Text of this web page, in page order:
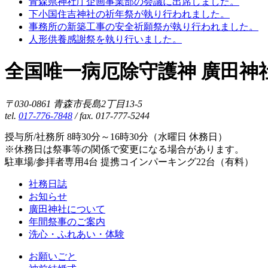
下小国住吉神社の祈年祭が執り行われました。
事務所の新築工事の安全祈願祭が執り行われました。
人形供養感謝祭を執り行いました。
全国唯一病厄除守護神 廣田神
〒030-0861 青森市長島2丁目13-5
tel. 017-776-7848 / fax. 017-777-5244
授与所/社務所 8時30分～16時30分（水曜日 休務日）
※休務日は祭事等の関係で変更になる場合があります。
駐車場/参拝者専用4台 提携コインパーキング22台（有料）
社務日誌
お知らせ
廣田神社について
年間祭事のご案内
洗心・ふれあい・体験
お願いごと